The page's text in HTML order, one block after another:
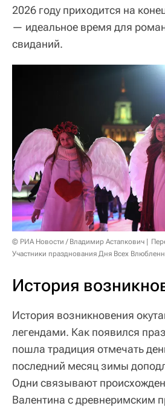
2026 году приходится на
— идеальное время для
свиданий.
© РИА Новости / Владимир Астапкович
Участники празднования Дня Всех
История
История возникновения
легендами. Как появился
пошла традиция отмечать
последний месяц зимы
Одни связывают
Валентина с древнеримским